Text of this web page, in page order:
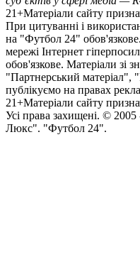
21+Матеріали сайту
При цитуванні і
на "Футбол 24"
мережі Інтернет
обов'язкове. Матеріали зі
"Партнерський
публікуємо на правах
21+Матеріали сайту
Усi права захищенi. © 2005
Люкс". "Футбол 24".